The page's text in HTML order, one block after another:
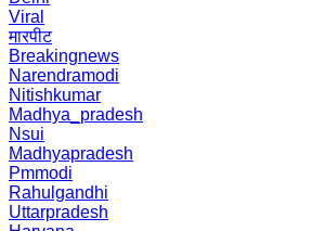
Viral
मारपीट
Breakingnews
Narendramodi
Nitishkumar
Madhya_pradesh
Nsui
Madhyapradesh
Pmmodi
Rahulgandhi
Uttarpradesh